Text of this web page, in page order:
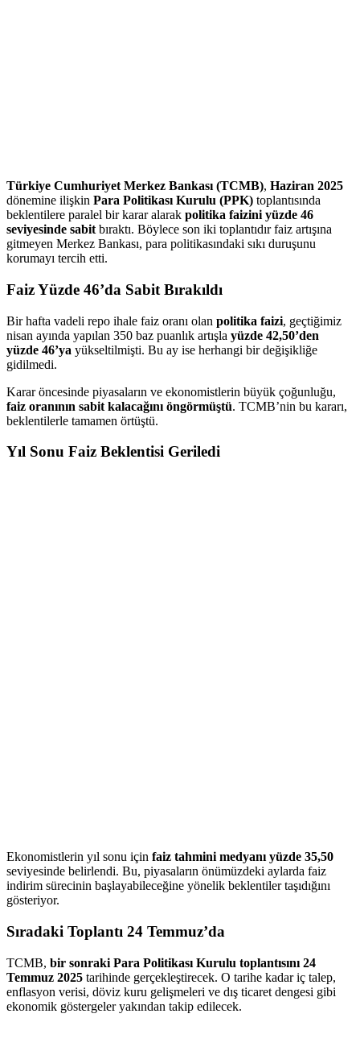
Türkiye Cumhuriyet Merkez Bankası (TCMB), Haziran 2025
dönemine ilişkin Para Politikası Kurulu (PPK) toplantısında
beklentilere paralel bir karar alarak politika faizini yüzde 46
seviyesinde sabit bıraktı. Böylece son iki toplantıdır faiz artışına
gitmeyen Merkez Bankası, para politikasındaki sıkı duruşunu
korumayı tercih etti.
Faiz Yüzde 46’da Sabit Bırakıldı
Bir hafta vadeli repo ihale faiz oranı olan politika faizi, geçtiğimiz
nisan ayında yapılan 350 baz puanlık artışla yüzde 42,50’den
yüzde 46’ya yükseltilmişti. Bu ay ise herhangi bir değişikliğe
gidilmedi.
Karar öncesinde piyasaların ve ekonomistlerin büyük çoğunluğu,
faiz oranının sabit kalacağını öngörmüştü. TCMB’nin bu kararı,
beklentilerle tamamen örtüştü.
Yıl Sonu Faiz Beklentisi Geriledi
Ekonomistlerin yıl sonu için faiz tahmini medyanı yüzde 35,50
seviyesinde belirlendi. Bu, piyasaların önümüzdeki aylarda faiz
indirim sürecinin başlayabileceğine yönelik beklentiler taşıdığını
gösteriyor.
Sıradaki Toplantı 24 Temmuz’da
TCMB, bir sonraki Para Politikası Kurulu toplantısını 24
Temmuz 2025 tarihinde gerçekleştirecek. O tarihe kadar iç talep,
enflasyon verisi, döviz kuru gelişmeleri ve dış ticaret dengesi gibi
ekonomik göstergeler yakından takip edilecek.